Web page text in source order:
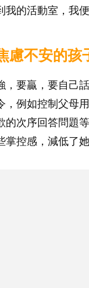
我的活動室，我
慮不安的孩
，要贏，要自己
，例如控制父母
的次序回答問題
控感，減低了她